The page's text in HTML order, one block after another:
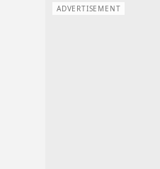
ADVERTISEMENT